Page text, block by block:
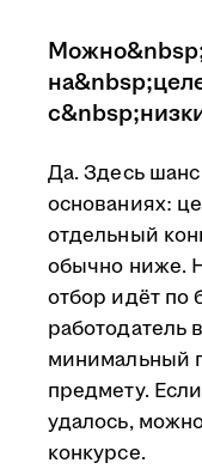
Да. Здесь
основаниях:
отдельный
обычно ниже.
отбор идёт по
работодатель
минимальный
предмету.
удалось,
конкурсе.